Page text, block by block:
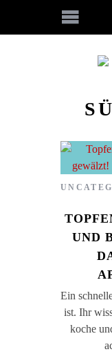
UND
Ein
ist. Ihr
koche